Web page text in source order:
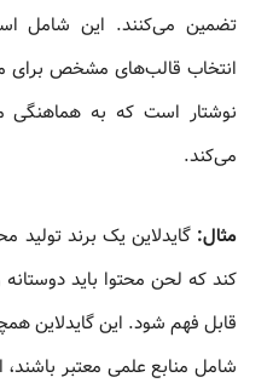
تضمین می‌کنند. این شامل
انتخاب قالب‌های مشخص برای
نوشتار است که به هماهنگی
می‌کند.
مثال: گایدلاین یک برند
کند که لحن محتوا باید
قابل‌ فهم شود. این گایدلاین
شامل منابع علمی معتبر